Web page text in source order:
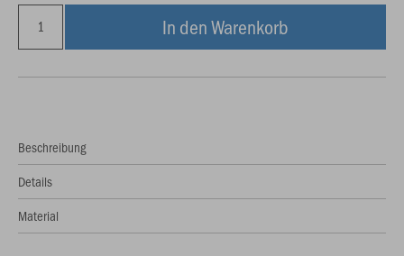
In den Warenkorb
Beschreibung
Details
Material